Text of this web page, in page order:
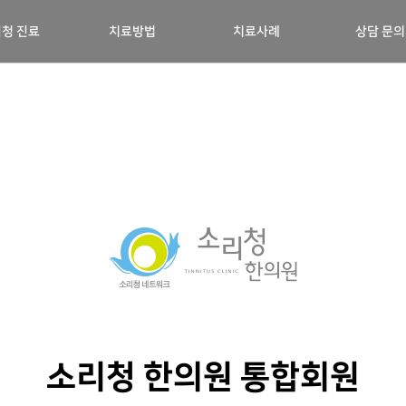
진료 치료방법 치료사례 상담 문의
소리청 한의원 통합회원